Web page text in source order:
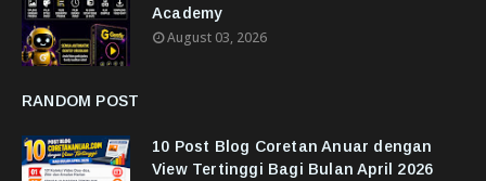
Academy
August 03, 2026
RANDOM POST
10 Post Blog Coretan Anuar dengan
View Tertinggi Bagi Bulan April 2026